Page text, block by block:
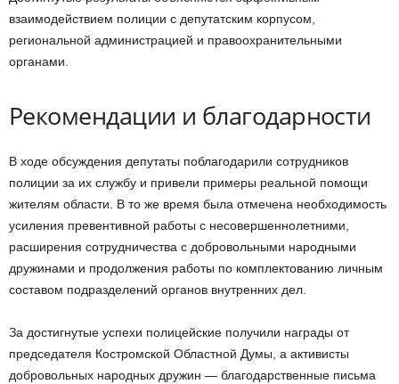
взаимодействием полиции с депутатским корпусом,
региональной администрацией и правоохранительными
органами.
Рекомендации и благодарности
В ходе обсуждения депутаты поблагодарили сотрудников
полиции за их службу и привели примеры реальной помощи
жителям области. В то же время была отмечена необходимость
усиления превентивной работы с несовершеннолетними,
расширения сотрудничества с добровольными народными
дружинами и продолжения работы по комплектованию личным
составом подразделений органов внутренних дел.
За достигнутые успехи полицейские получили награды от
председателя Костромской Областной Думы, а активисты
добровольных народных дружин — благодарственные письма